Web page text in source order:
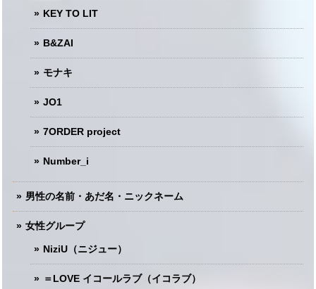
KEY TO LIT
B&ZAI
モナキ
JO1
7ORDER project
Number_i
男性の名前・あだ名・ニックネーム
女性グループ
NiziU（ニジュー）
＝LOVE イコールラブ（イコラブ）